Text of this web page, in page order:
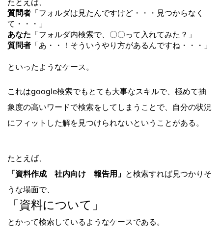
たとえば、
質問者 「フォルダは見たんですけど・・・見つからなく
て・・・」
あなた 「フォルダ内検索で、〇〇って入れてみた？」
質問者 「あ・・！そういうやり方があるんですね・・・」
といったようなケース。
これはgoogle検索でもとても大事なスキルで、極めて抽
象度の高いワードで検索をしてしまうことで、自分の状況
にフィットした解を見つけられないということがある。
たとえば、
「資料作成 社内向け 報告用」 と検索すれば見つかりそ
うな場面で、
「資料について」
とかって検索しているようなケースである。